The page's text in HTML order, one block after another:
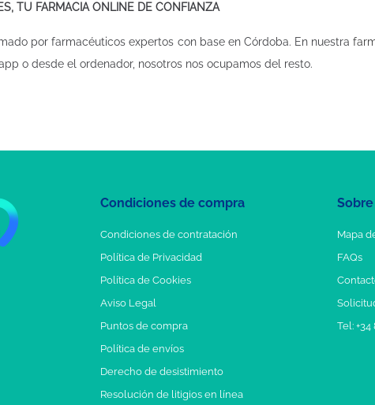
TU FARMACIA ONLINE DE CONFIANZA
por farmacéuticos expertos con base en Córdoba. En nuestra
o desde el ordenador, nosotros nos ocupamos del resto.
Condiciones de compra
Condiciones de contratación
Política de Privacidad
Política de Cookies
Aviso Legal
Puntos de compra
Política de envíos
Derecho de desistimiento
Resolución de litigios en línea
Mapa
FAQs
Tel: